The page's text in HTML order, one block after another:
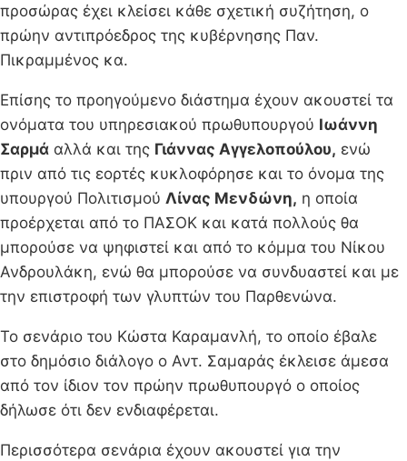
προσώρας έχει κλείσει κάθε σχετική συζήτηση, ο
πρώην αντιπρόεδρος της κυβέρνησης Παν.
Πικραμμένος κα.
Επίσης το προηγούμενο διάστημα έχουν ακουστεί τα
ονόματα του υπηρεσιακού πρωθυπουργού Ιωάννη
Σαρμά αλλά και της Γιάννας Αγγελοπούλου, ενώ
πριν από τις εορτές κυκλοφόρησε και το όνομα της
υπουργού Πολιτισμού Λίνας Μενδώνη, η οποία
προέρχεται από το ΠΑΣΟΚ και κατά πολλούς θα
μπορούσε να ψηφιστεί και από το κόμμα του Νίκου
Ανδρουλάκη, ενώ θα μπορούσε να συνδυαστεί και με
την επιστροφή των γλυπτών του Παρθενώνα.
Το σενάριο του Κώστα Καραμανλή, το οποίο έβαλε
στο δημόσιο διάλογο ο Αντ. Σαμαράς έκλεισε άμεσα
από τον ίδιον τον πρώην πρωθυπουργό ο οποίος
δήλωσε ότι δεν ενδιαφέρεται.
Περισσότερα σενάρια έχουν ακουστεί για την